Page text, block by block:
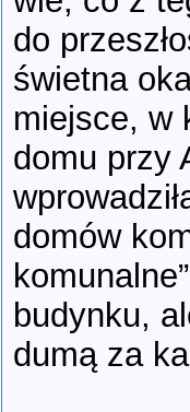
do
świetna
miejsce, w
domu przy
domów
budynku,
dumą za